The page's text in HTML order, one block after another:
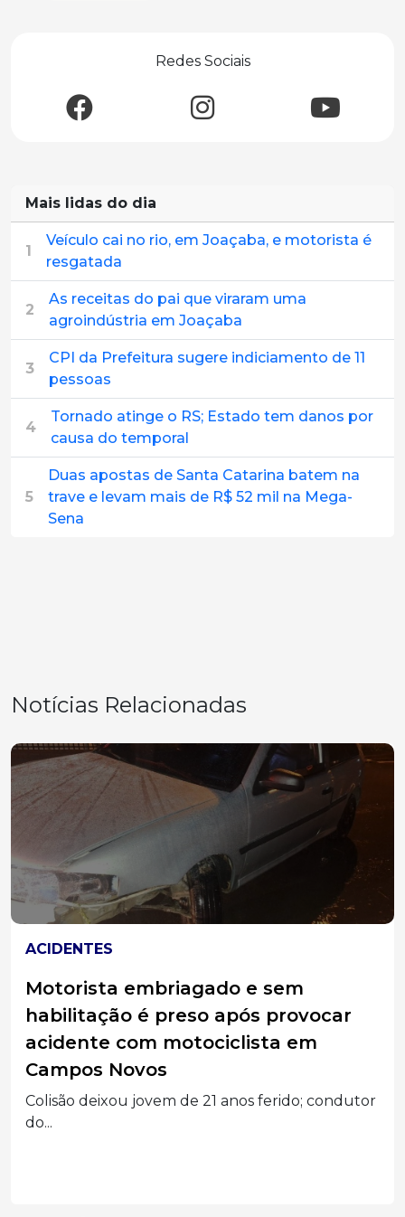
Redes Sociais
Mais lidas do dia
1
Veículo cai no rio, em Joaçaba, e motorista é
resgatada
2
As receitas do pai que viraram uma
agroindústria em Joaçaba
3
CPI da Prefeitura sugere indiciamento de 11
pessoas
4
Tornado atinge o RS; Estado tem danos por
causa do temporal
5
Duas apostas de Santa Catarina batem na
trave e levam mais de R$ 52 mil na Mega-
Sena
Notícias Relacionadas
JOAÇABA
Equipe do Abrigo Municipal Frei
Bruno participa de capacitação para
qualificar atendimento a crianças e
adolescentes
Projeto em parceria com o SESI oferece suporte
psicossocial,...